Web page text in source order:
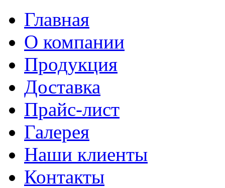
Главная
О компании
Продукция
Доставка
Прайс-лист
Галерея
Наши клиенты
Контакты